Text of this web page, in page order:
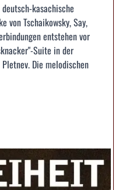
kasachische
von Tschaikowsky, Say,
entstehen vor
Suite in der
Die melodischen